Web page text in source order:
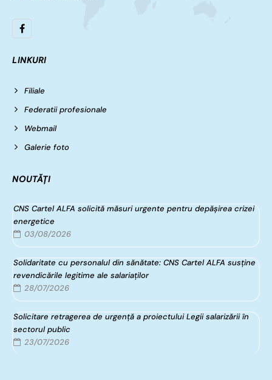
LINKURI
Filiale
Federatii profesionale
Webmail
Galerie foto
NOUTĂȚI
CNS Cartel ALFA solicită măsuri urgente pentru depășirea crizei
energetice
03/08/2026
Solidaritate cu personalul din sănătate: CNS Cartel ALFA susține
revendicările legitime ale salariaților
28/07/2026
Solicitare retragerea de urgență a proiectului Legii salarizării în
sectorul public
23/07/2026